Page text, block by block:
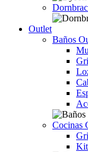
Outlet
Baños
Cocinas